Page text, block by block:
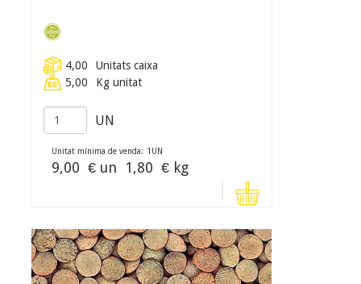
4,00
Unitats caixa
5,00
Kg unitat
UN
Unitat mínima de venda: 1 UN
9,00 € un 1,80 € kg